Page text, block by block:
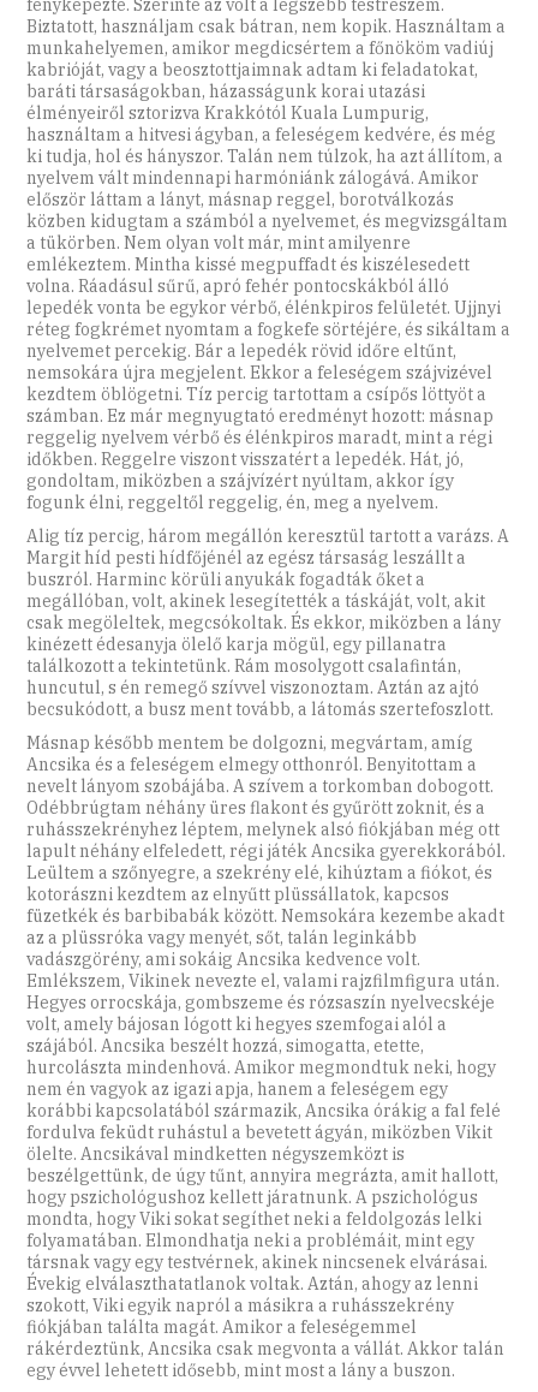
fényképezte. Szerinte az volt a legszebb testrészem.
Biztatott, használjam csak bátran, nem kopik. Használtam a
munkahelyemen, amikor megdicsértem a főnököm vadiúj
kabrióját, vagy a beosztottjaimnak adtam ki feladatokat,
baráti társaságokban, házasságunk korai utazási
élményeiről sztorizva Krakkótól Kuala Lumpurig,
használtam a hitvesi ágyban, a feleségem kedvére, és még
ki tudja, hol és hányszor. Talán nem túlzok, ha azt állítom, a
nyelvem vált mindennapi harmóniánk zálogává. Amikor
először láttam a lányt, másnap reggel, borotválkozás
közben kidugtam a számból a nyelvemet, és megvizsgáltam
a tükörben. Nem olyan volt már, mint amilyenre
emlékeztem. Mintha kissé megpuffadt és kiszélesedett
volna. Ráadásul sűrű, apró fehér pontocskákból álló
lepedék vonta be egykor vérbő, élénkpiros felületét. Ujjnyi
réteg fogkrémet nyomtam a fogkefe sörtéjére, és sikáltam a
nyelvemet percekig. Bár a lepedék rövid időre eltűnt,
nemsokára újra megjelent. Ekkor a feleségem szájvizével
kezdtem öblögetni. Tíz percig tartottam a csípős löttyöt a
számban. Ez már megnyugtató eredményt hozott: másnap
reggelig nyelvem vérbő és élénkpiros maradt, mint a régi
időkben. Reggelre viszont visszatért a lepedék. Hát, jó,
gondoltam, miközben a szájvízért nyúltam, akkor így
fogunk élni, reggeltől reggelig, én, meg a nyelvem.
Alig tíz percig, három megállón keresztül tartott a varázs. A
Margit híd pesti hídfőjénél az egész társaság leszállt a
buszról. Harminc körüli anyukák fogadták őket a
megállóban, volt, akinek lesegítették a táskáját, volt, akit
csak megöleltek, megcsókoltak. És ekkor, miközben a lány
kinézett édesanyja ölelő karja mögül, egy pillanatra
találkozott a tekintetünk. Rám mosolygott csalafintán,
huncutul, s én remegő szívvel viszonoztam. Aztán az ajtó
becsukódott, a busz ment tovább, a látomás szertefoszlott.
Másnap később mentem be dolgozni, megvártam, amíg
Ancsika és a feleségem elmegy otthonról. Benyitottam a
nevelt lányom szobájába. A szívem a torkomban dobogott.
Odébbrúgtam néhány üres flakont és gyűrött zoknit, és a
ruhásszekrényhez léptem, melynek alsó fiókjában még ott
lapult néhány elfeledett, régi játék Ancsika gyerekkorából.
Leültem a szőnyegre, a szekrény elé, kihúztam a fiókot, és
kotorászni kezdtem az elnyűtt plüssállatok, kapcsos
füzetkék és barbibabák között. Nemsokára kezembe akadt
az a plüssróka vagy menyét, sőt, talán leginkább
vadászgörény, ami sokáig Ancsika kedvence volt.
Emlékszem, Vikinek nevezte el, valami rajzfilmfigura után.
Hegyes orrocskája, gombszeme és rózsaszín nyelvecskéje
volt, amely bájosan lógott ki hegyes szemfogai alól a
szájából. Ancsika beszélt hozzá, simogatta, etette,
hurcolászta mindenhová. Amikor megmondtuk neki, hogy
nem én vagyok az igazi apja, hanem a feleségem egy
korábbi kapcsolatából származik, Ancsika órákig a fal felé
fordulva feküdt ruhástul a bevetett ágyán, miközben Vikit
ölelte. Ancsikával mindketten négyszemközt is
beszélgettünk, de úgy tűnt, annyira megrázta, amit hallott,
hogy pszichológushoz kellett járatnunk. A pszichológus
mondta, hogy Viki sokat segíthet neki a feldolgozás lelki
folyamatában. Elmondhatja neki a problémáit, mint egy
társnak vagy egy testvérnek, akinek nincsenek elvárásai.
Évekig elválaszthatatlanok voltak. Aztán, ahogy az lenni
szokott, Viki egyik napról a másikra a ruhásszekrény
fiókjában találta magát. Amikor a feleségemmel
rákérdeztünk, Ancsika csak megvonta a vállát. Akkor talán
egy évvel lehetett idősebb, mint most a lány a buszon.